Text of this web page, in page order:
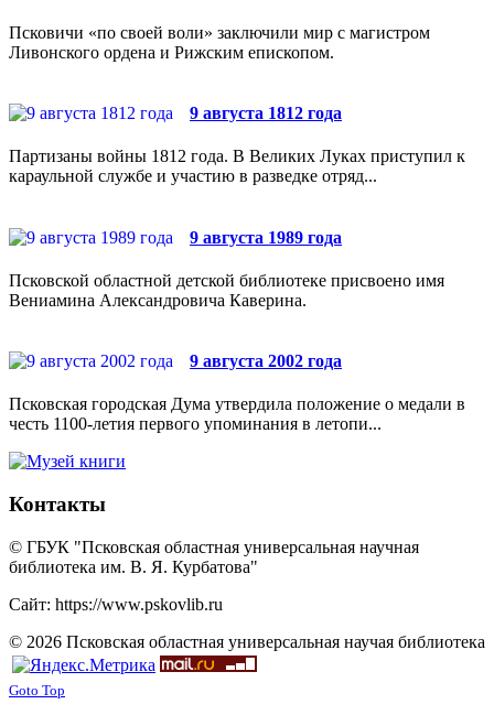
Псковичи «по своей воли» заключили мир с магистром
Ливонского ордена и Рижским епископом.
9 августа 1812 года
Партизаны войны 1812 года. В Великих Луках приступил к
караульной службе и участию в разведке отряд...
9 августа 1989 года
Псковской областной детской библиотеке присвоено имя
Вениамина Александровича Каверина.
9 августа 2002 года
Псковская городская Дума утвердила положение о медали в
честь 1100-летия первого упоминания в летопи...
Контакты
© ГБУК "Псковская областная универсальная научная
библиотека им. В. Я. Курбатова"
Сайт: https://www.pskovlib.ru
© 2026 Псковская областная универсальная научая библиотека
Goto Top